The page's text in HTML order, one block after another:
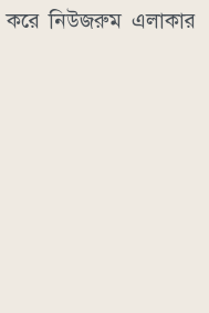
করে নিউজরুম এলাকার